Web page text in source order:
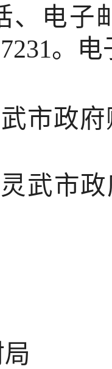
、电子
。
市政
政府
局